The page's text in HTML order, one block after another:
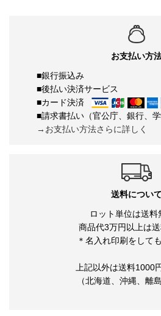
お支払い方
■銀行振込み
■後払い決済サービス
■カード決済
■請求書払い（官公庁、銀行、学
→お支払い方法さらに詳しく
送料について
ロット単位は送料
商品代3万円以上は送
＊名入れ印刷をして
上記以外は送料1000
（北海道、沖縄、離